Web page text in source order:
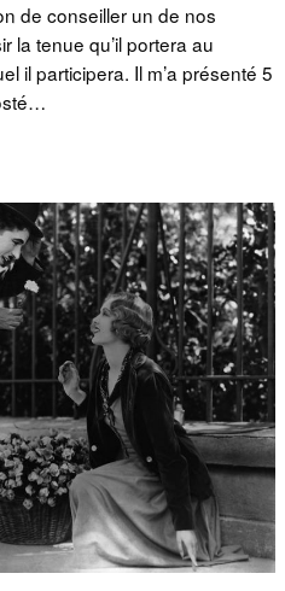
de conseiller un de nos
la tenue qu’il portera au
il participera. Il m’a présenté 5